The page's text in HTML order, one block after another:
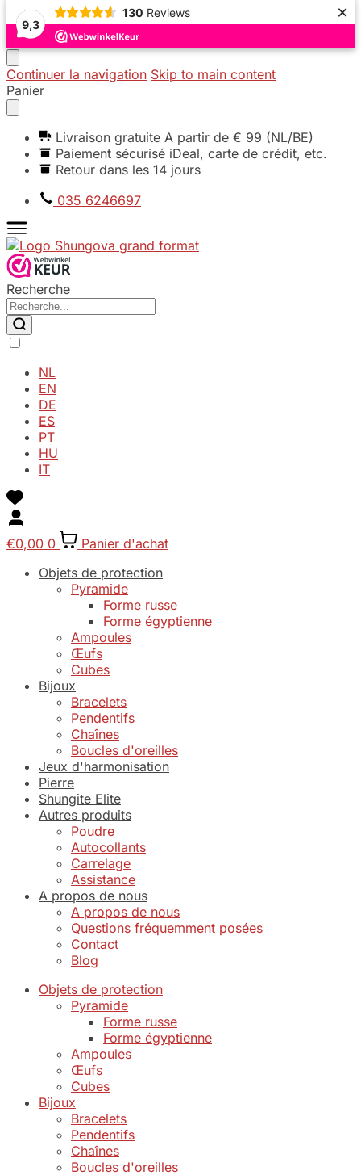
9,3
130 Reviews ×
Continuer la navigation Skip to main content
Panier
Livraison gratuite A partir de € 99 (NL/BE)
Paiement sécurisé iDeal, carte de crédit, etc.
Retour dans les 14 jours
035 6246697
Recherche
NL
EN
DE
ES
PT
HU
IT
€0,00 0
Panier d'achat
Objets de protection
Pyramide
Forme russe
Forme égyptienne
Ampoules
Œufs
Cubes
Bijoux
Bracelets
Pendentifs
Chaînes
Boucles d'oreilles
Jeux d'harmonisation
Pierre
Shungite Elite
Autres produits
Poudre
Autocollants
Carrelage
Assistance
A propos de nous
A propos de nous
Questions fréquemment posées
Contact
Blog
Objets de protection
Pyramide
Forme russe
Forme égyptienne
Ampoules
Œufs
Cubes
Bijoux
Bracelets
Pendentifs
Chaînes
Boucles d'oreilles